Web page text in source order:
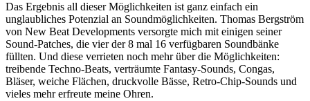
Das Ergebnis all dieser Möglichkeiten ist ganz einfach ein
unglaubliches Potenzial an Soundmöglichkeiten. Thomas Bergström
von New Beat Developments versorgte mich mit einigen seiner
Sound-Patches, die vier der 8 mal 16 verfügbaren Soundbänke
füllten. Und diese verrieten noch mehr über die Möglichkeiten:
treibende Techno-Beats, verträumte Fantasy-Sounds, Congas,
Bläser, weiche Flächen, druckvolle Bässe, Retro-Chip-Sounds und
vieles mehr erfreute meine Ohren.